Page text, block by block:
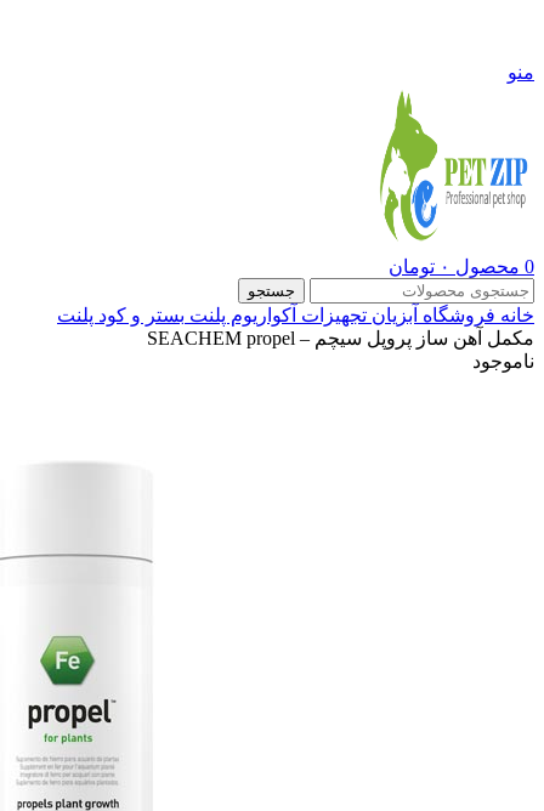
منو
0 محصول ۰ تومان
جستجو
خانه فروشگاه آبزیان تجهیزات آکواریوم پلنت بستر و کود پلنت
مکمل آهن ساز پروپل سیچم – SEACHEM propel
ناموجود